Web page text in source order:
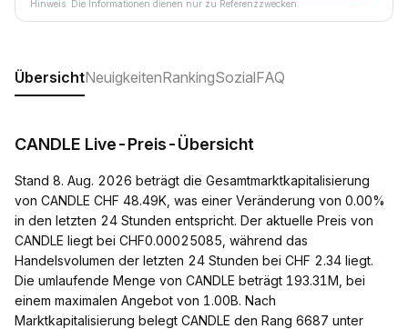
Hinweis: Die Informationen dienen nur zu Referenzzwecken.
ÜbersichtNeuigkeitenRankingSozialFAQ
CANDLE Live-Preis-Übersicht
Stand 8. Aug. 2026 beträgt die Gesamtmarktkapitalisierung
von CANDLE CHF 48.49K, was einer Veränderung von 0.00%
in den letzten 24 Stunden entspricht. Der aktuelle Preis von
CANDLE liegt bei CHF0.00025085, während das
Handelsvolumen der letzten 24 Stunden bei CHF 2.34 liegt.
Die umlaufende Menge von CANDLE beträgt 193.31M, bei
einem maximalen Angebot von 1.00B. Nach
Marktkapitalisierung belegt CANDLE den Rang 6687 unter